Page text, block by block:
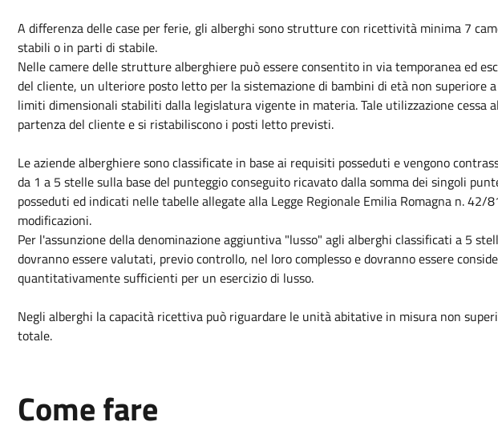
A differenza delle case per ferie, gli alberghi sono strutture con ricettività minima 7
stabili o in parti di stabile.
Nelle camere delle strutture alberghiere può essere consentito in via temporanea ed
del cliente, un ulteriore posto letto per la sistemazione di bambini di età non superiore
limiti dimensionali stabiliti dalla legislatura vigente in materia. Tale utilizzazione cessa
partenza del cliente e si ristabiliscono i posti letto previsti.
Le aziende alberghiere sono classificate in base ai requisiti posseduti e vengono
da 1 a 5 stelle sulla base del punteggio conseguito ricavato dalla somma dei singoli
posseduti ed indicati nelle tabelle allegate alla Legge Regionale Emilia Romagna n. 42/
modificazioni.
Per l'assunzione della denominazione aggiuntiva "lusso" agli alberghi classificati a 5
dovranno essere valutati, previo controllo, nel loro complesso e dovranno essere
quantitativamente sufficienti per un esercizio di lusso.
Negli alberghi la capacità ricettiva può riguardare le unità abitative in misura non
totale.
Come fare